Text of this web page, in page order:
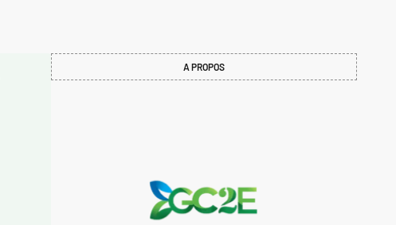
A PROPOS